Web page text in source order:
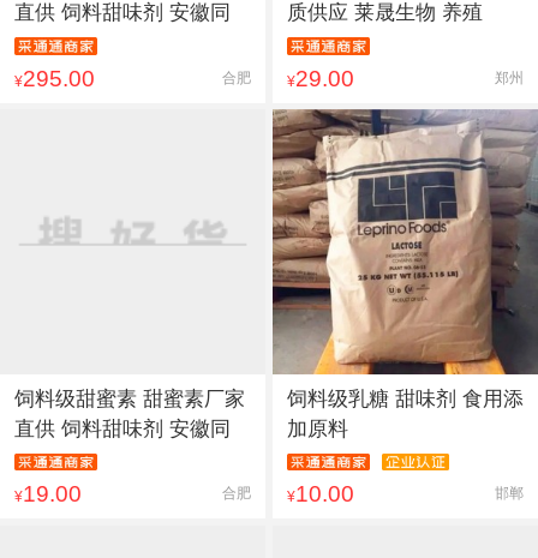
直供 饲料甜味剂 安徽同
¥295.00 合肥
质供应 莱晟生物 养殖
¥29.00 郑州
饲料级甜蜜素 甜蜜素厂家
直供 饲料甜味剂 安徽同
¥19.00 合肥
饲料级乳糖 甜味剂 食用添
加原料
¥10.00 邯郸